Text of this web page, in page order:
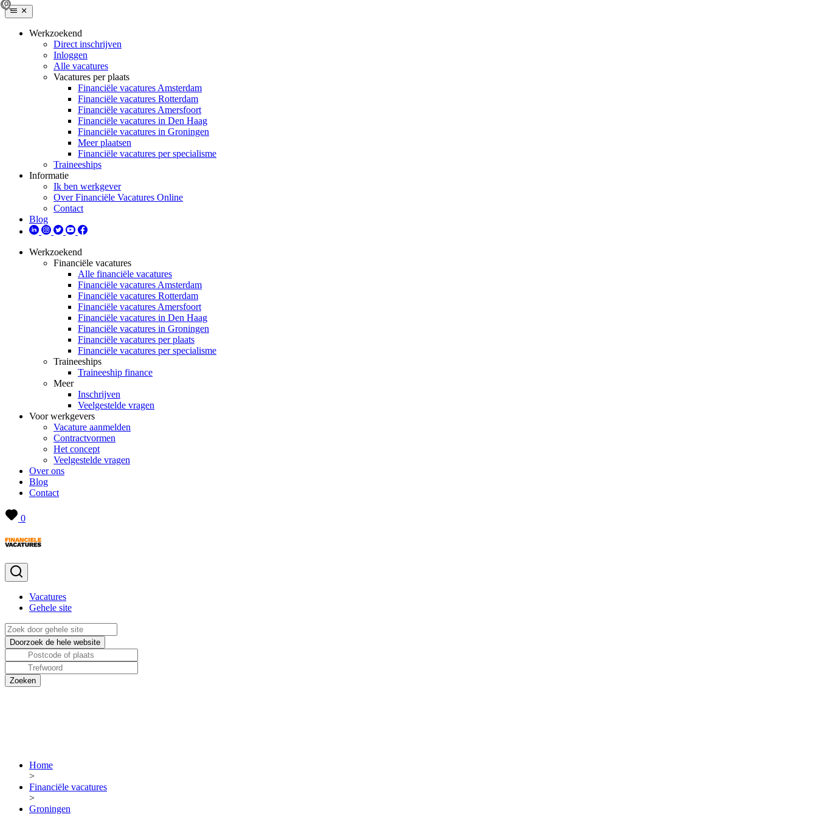
Werkzoekend
Direct inschrijven
Inloggen
Alle vacatures
Vacatures per plaats
Financiële vacatures Amsterdam
Financiële vacatures Rotterdam
Financiële vacatures Amersfoort
Financiële vacatures in Den Haag
Financiële vacatures in Groningen
Meer plaatsen
Financiële vacatures per specialisme
Traineeships
Informatie
Ik ben werkgever
Over Financiële Vacatures Online
Contact
Blog
Werkzoekend
Financiële vacatures
Alle financiële vacatures
Financiële vacatures Amsterdam
Financiële vacatures Rotterdam
Financiële vacatures Amersfoort
Financiële vacatures in Den Haag
Financiële vacatures in Groningen
Financiële vacatures per plaats
Financiële vacatures per specialisme
Traineeships
Traineeship finance
Meer
Inschrijven
Veelgestelde vragen
Voor werkgevers
Vacature aanmelden
Contractvormen
Het concept
Veelgestelde vragen
Over ons
Blog
Contact
0
Vacatures
Gehele site
Home
>
Financiële vacatures
>
Groningen